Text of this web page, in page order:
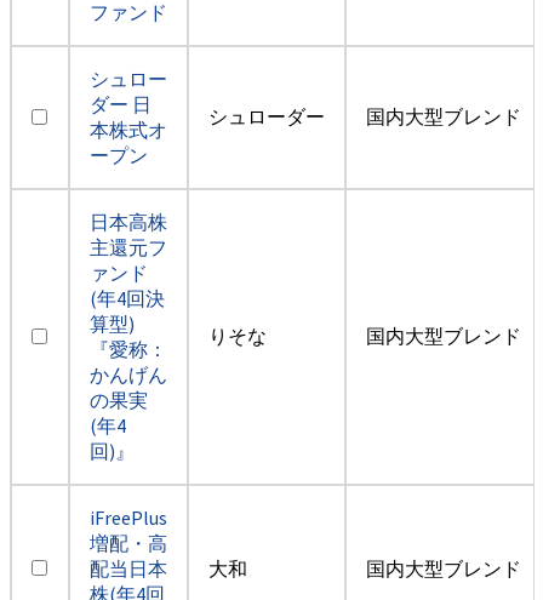
ファンド
シュロー
ダー 日
本株式オ
ープン
シュローダー 国内大型ブレンド
日本高株
主還元フ
ァンド
(年4回決
算型)
『愛称：
かんげん
の果実
(年4
回)』
りそな 国内大型ブレンド
iFreePlus
増配・高
配当日本
株(年4回
大和 国内大型ブレンド